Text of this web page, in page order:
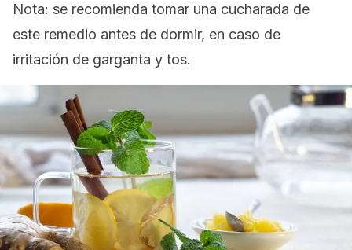
Nota: se recomienda tomar una cucharada de
este remedio antes de dormir, en caso de
irritación de garganta y tos.